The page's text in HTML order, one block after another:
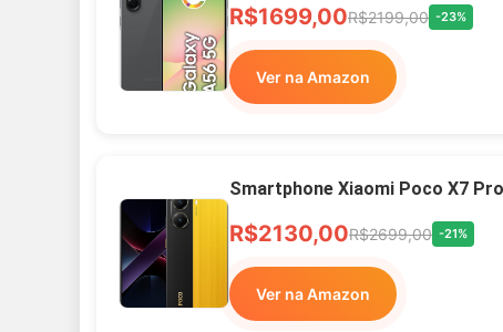
R$1699,00R$2199,00 -23%
Ver na Amazon
Smartphone Xiaomi Poco X7 Pro
R$2130,00R$2699,00 -21%
Ver na Amazon